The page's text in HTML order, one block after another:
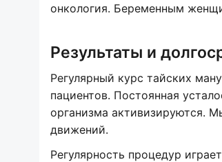
онкология. Беременным
Результаты и
Регулярный курс тайских
пациентов. Постоянная
организма активизируются.
движений.
Регулярность процедур